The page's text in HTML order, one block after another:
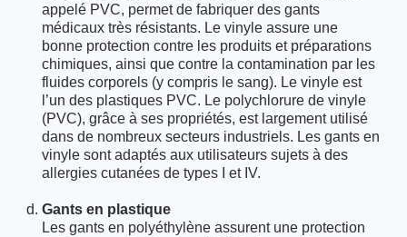
appelé PVC, permet de fabriquer des gants
médicaux très résistants. Le vinyle assure une
bonne protection contre les produits et préparations
chimiques, ainsi que contre la contamination par les
fluides corporels (y compris le sang). Le vinyle est
l’un des plastiques PVC. Le polychlorure de vinyle
(PVC), grâce à ses propriétés, est largement utilisé
dans de nombreux secteurs industriels. Les gants en
vinyle sont adaptés aux utilisateurs sujets à des
allergies cutanées de types I et IV.
Gants en plastique
Les gants en polyéthylène assurent une protection